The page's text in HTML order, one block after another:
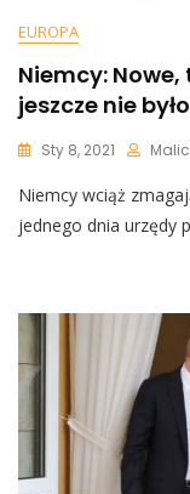
EUROPA
Niemcy:
jeszcze nie było
Sty 8, 2021
Niemcy wciąż
jednego dnia urzędy